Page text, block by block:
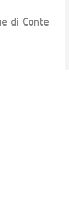
di Conte